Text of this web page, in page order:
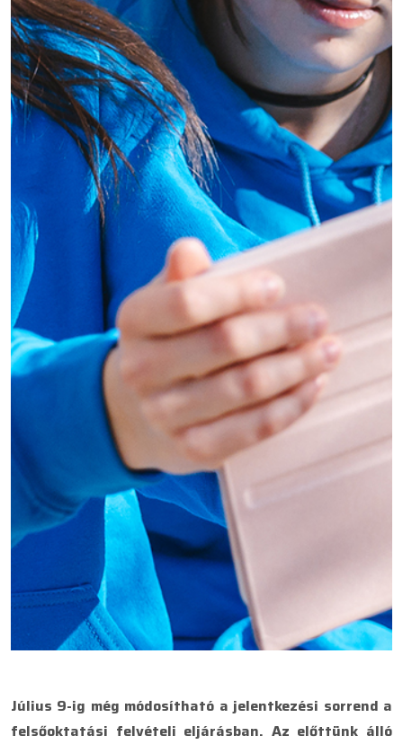
Július 9-ig még módosítható a jelentkezési sorrend a
felsőoktatási felvételi eljárásban. Az előttünk álló